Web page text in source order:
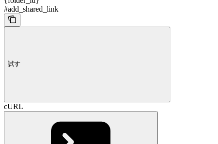
#add_shared_link
試す
cURL